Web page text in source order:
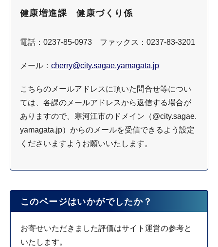
健康増進課 健康づくり係
電話：0237-85-0973 ファックス：0237-83-3201
メール： cherry@city.sagae.yamagata.jp
こちらのメールアドレスに頂いた問合せ等につい
ては、各課のメールアドレスから返信する場合が
ありますので、寒河江市のドメイン（@city.sagae.
yamagata.jp）からのメールを受信できるよう設定
くださいますようお願いいたします。
このページはいかがでしたか？
お寄せいただきました評価はサイト運営の参考と
いたします。